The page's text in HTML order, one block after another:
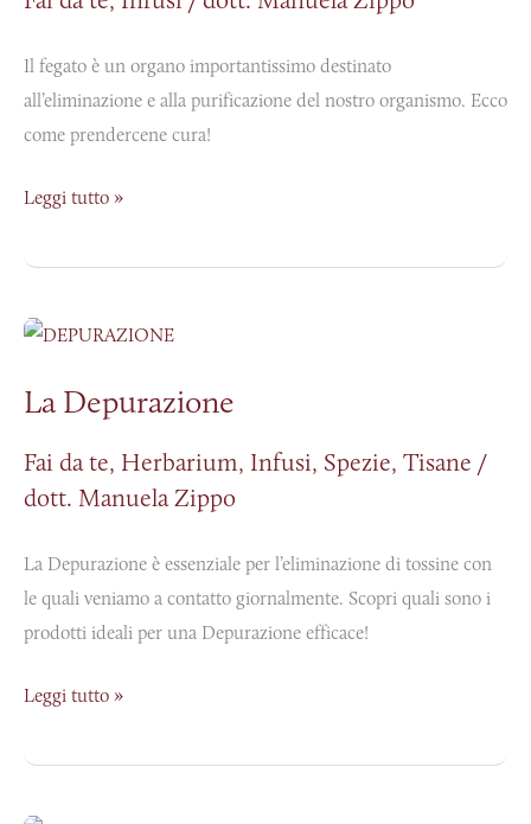
Il fegato è un organo importantissimo destinato
all’eliminazione e alla purificazione del nostro organismo. Ecco
come prendercene cura!
salute
Leggi tutto »
La Depurazione
Fai da te, Herbarium, Infusi, Spezie, Tisane /
dott. Manuela Zippo
La Depurazione è essenziale per l’eliminazione di tossine con
le quali veniamo a contatto giornalmente. Scopri quali sono i
prodotti ideali per una Depurazione efficace!
La
Leggi tutto »